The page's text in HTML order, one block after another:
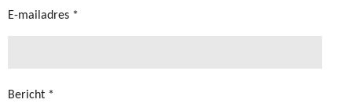
rE-mailadres *
Bericht *